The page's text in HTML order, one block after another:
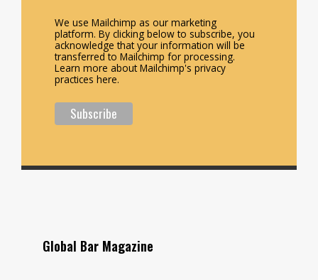
We use Mailchimp as our marketing
platform. By clicking below to subscribe, you
acknowledge that your information will be
transferred to Mailchimp for processing.
Learn more about Mailchimp's privacy
practices here.
Global Bar Magazine